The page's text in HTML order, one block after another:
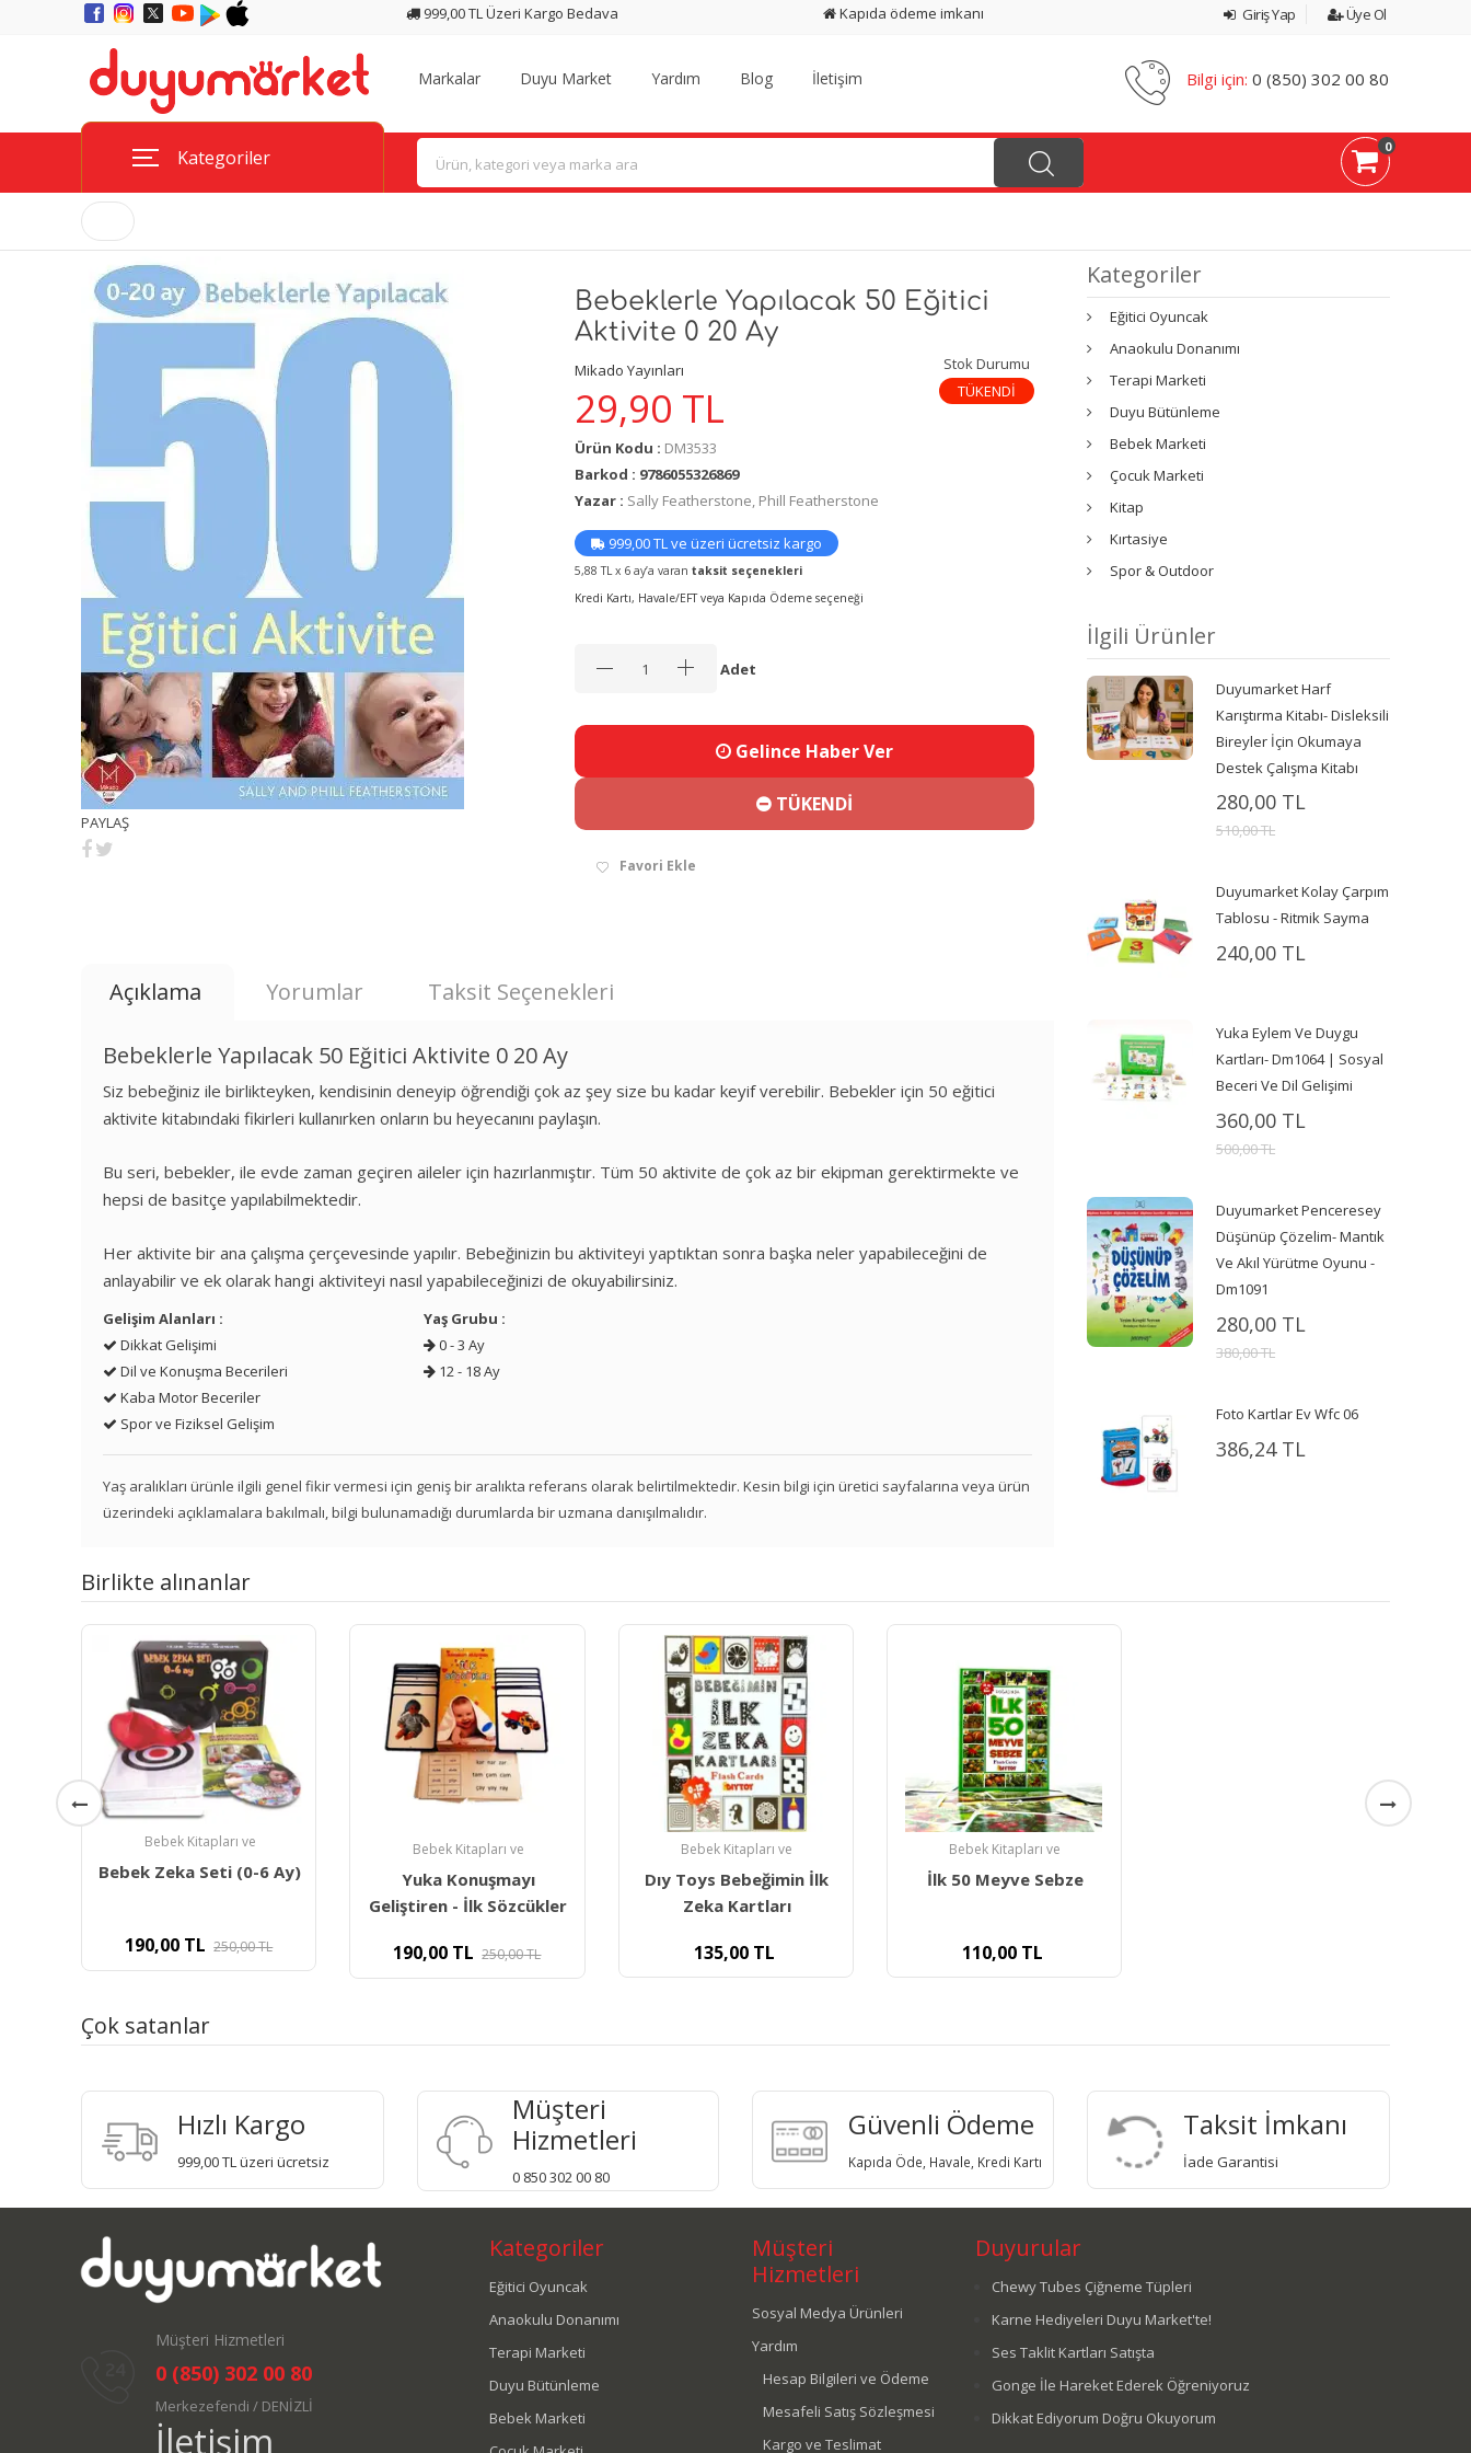
999,00 TL Üzeri Kargo Bedava Kapıda ödeme imkanı Giriş Yap Üye Ol
Markalar Duyu Market Yardım Blog İletişim Bilgi için: 0 (850) 302 00 80
Kategoriler 0
PAYLAŞ
Bebeklerle Yapılacak 50 Eğitici
Aktivite 0 20 Ay
Mikado Yayınları
Stok Durumu
TÜKENDİ
29,90 TL
Ürün Kodu : DM3533
Barkod : 9786055326869
Yazar : Sally Featherstone, Phill Featherstone
999,00 TL ve üzeri ücretsiz kargo
5,88 TL x 6 ay’a varan taksit seçenekleri
Kredi Kartı, Havale/EFT veya Kapıda Ödeme seçeneği
Adet
Gelince Haber Ver
TÜKENDİ
Favori Ekle
Açıklama Yorumlar Taksit Seçenekleri
Bebeklerle Yapılacak 50 Eğitici Aktivite 0 20 Ay
Siz bebeğiniz ile birlikteyken, kendisinin deneyip öğrendiği çok az şey size bu kadar keyif verebilir. Bebekler için 50 eğitici
aktivite kitabındaki fikirleri kullanırken onların bu heyecanını paylaşın.
Bu seri, bebekler, ile evde zaman geçiren aileler için hazırlanmıştır. Tüm 50 aktivite de çok az bir ekipman gerektirmekte ve
hepsi de basitçe yapılabilmektedir.
Her aktivite bir ana çalışma çerçevesinde yapılır. Bebeğinizin bu aktiviteyi yaptıktan sonra başka neler yapabileceğini de
anlayabilir ve ek olarak hangi aktiviteyi nasıl yapabileceğinizi de okuyabilirsiniz.
Gelişim Alanları :
Dikkat Gelişimi
Dil ve Konuşma Becerileri
Kaba Motor Beceriler
Spor ve Fiziksel Gelişim
Yaş Grubu :
0 - 3 Ay
12 - 18 Ay
Yaş aralıkları ürünle ilgili genel fikir vermesi için geniş bir aralıkta referans olarak belirtilmektedir. Kesin bilgi için üretici sayfalarına veya ürün
üzerindeki açıklamalara bakılmalı, bilgi bulunamadığı durumlarda bir uzmana danışılmalıdır.
Kategoriler
Eğitici Oyuncak
Anaokulu Donanımı
Terapi Marketi
Duyu Bütünleme
Bebek Marketi
Çocuk Marketi
Kitap
Kırtasiye
Spor & Outdoor
İlgili Ürünler
Duyumarket Harf
Karıştırma Kitabı- Disleksili
Bireyler İçin Okumaya
Destek Çalışma Kitabı
280,00 TL
510,00 TL
Duyumarket Kolay Çarpım
Tablosu - Ritmik Sayma
240,00 TL
Yuka Eylem Ve Duygu
Kartları- Dm1064 | Sosyal
Beceri Ve Dil Gelişimi
360,00 TL
500,00 TL
Duyumarket Penceresey
Düşünüp Çözelim- Mantık
Ve Akıl Yürütme Oyunu -
Dm1091
280,00 TL
380,00 TL
Foto Kartlar Ev Wfc 06
386,24 TL
Birlikte alınanlar
Bebek Kitapları ve
Bebek Zeka Seti (0-6 Ay)
190,00 TL 250,00TL
Bebek Kitapları ve
Yuka Konuşmayı
Geliştiren - İlk Sözcükler
190,00 TL 250,00TL
Bebek Kitapları ve
Dıy Toys Bebeğimin İlk
Zeka Kartları
135,00TL
Bebek Kitapları ve
İlk 50 Meyve Sebze
110,00TL
Çok satanlar
Hızlı Kargo
999,00 TL üzeri ücretsiz
Müşteri
Hizmetleri
0 850 302 00 80
Güvenli Ödeme
Kapıda Öde, Havale, Kredi Kartı
Taksit İmkanı
İade Garantisi
Müşteri Hizmetleri
0 (850) 302 00 80
Merkezefendi / DENİZLİ
İletişim
Kategoriler
Eğitici Oyuncak
Anaokulu Donanımı
Terapi Marketi
Duyu Bütünleme
Bebek Marketi
Müşteri
Hizmetleri
Sosyal Medya Ürünleri
Yardım
Hesap Bilgileri ve Ödeme
Mesafeli Satış Sözleşmesi
Kargo ve Teslimat
Duyurular
Chewy Tubes Çiğneme Tüpleri
Karne Hediyeleri Duyu Market'te!
Ses Taklit Kartları Satışta
Gonge İle Hareket Ederek Öğreniyoruz
Dikkat Ediyorum Doğru Okuyorum